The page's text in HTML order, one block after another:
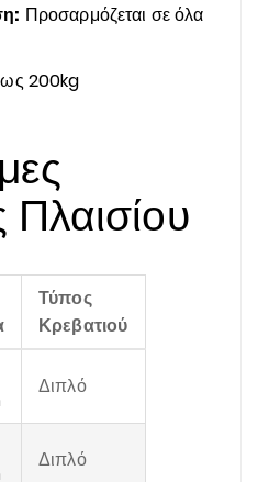
Προσαρμόζεται σε όλα
200kg
Πλαισίου
Τύπος
Κρεβατιού
Διπλό
Διπλό